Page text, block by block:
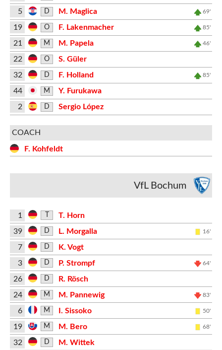
5 D M. Maglica 69'
19 O F. Lakenmacher 85'
21 M M. Papela 46'
22 O
S. Güler
32
D F. Holland 85'
44 M
Y. Furukawa
2
D Sergio López
COACH
F. Kohfeldt
VfL Bochum
1
T. Horn
39
D L. Morgalla 16'
7 D
K. Vogt
3
D P. Strompf 64'
26 D
R. Rösch
24
M M. Pannewig 83'
6 M I. Sissoko 50'
19 M M. Bero 68'
32 D
M. Wittek